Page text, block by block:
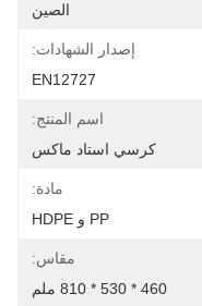
الصين
إصدار الشهادات:
EN12727
اسم المنتج:
كرسي استاد ماكس
مادة:
PP و HDPE
مقاس:
460 * 530 * 810 ملم